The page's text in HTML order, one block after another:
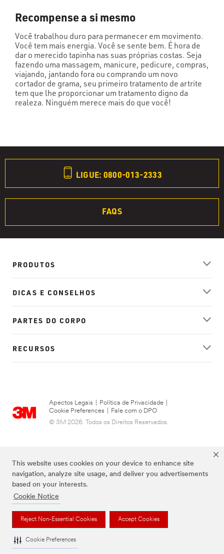
This website uses cookies on your device to enhance site
navigation, analyze site usage, and deliver you advertisements
based on your interests.
Cookie Notice
Reject Non-Essential Cookies Accept Cookies
Cookie Preferences
Recompense a si mesmo
Você trabalhou duro para permanecer em movimento.
Você tem mais energia. Você se sente bem. É hora de
dar o merecido tapinha nas suas próprias costas. Seja
fazendo uma massagem, manicure, pedicure, compras,
viajando, jantando fora ou comprando um novo
cortador de grama, seu primeiro tratamento de artrite
tem que lhe proporcionar um tratamento digno da
realeza. Ninguém merece mais do que você!
LIGUE: 0800-013-2333
FAQS
PRODUTOS
DICAS E CONSELHOS
PARTES DO CORPO
RECURSOS
Apectos Legais Política de Privacidade
Cookie Preferences
Fale com o DPO
© 3M 2026. Todos os Direitos Reservados.
FUTURO is a trademark of 3M.